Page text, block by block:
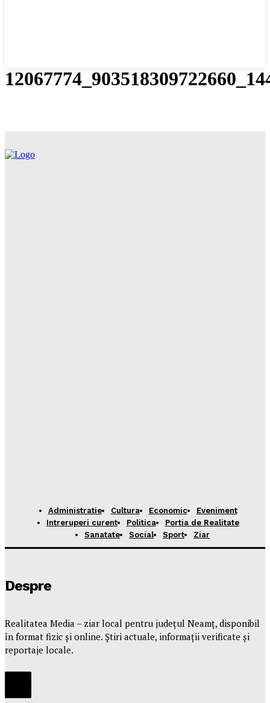
Administratie Cultura Economic
Eveniment
Intreruperi curent
Politica
Portia de Realitate
Sanatate
Social Sport Ziar
Despre
Realitatea Media – ziar local pentru județul Neamț, disponibil
în format fizic și online. Știri actuale, informații verificate și
reportaje locale.